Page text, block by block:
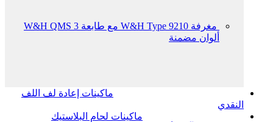
مغرفة W&H Type 9210 مع طابعة W&H QMS 3
ألوان مضمنة
ماكينات إعادة لف اللف
النقدي
ماكينات لحام البلاستيك